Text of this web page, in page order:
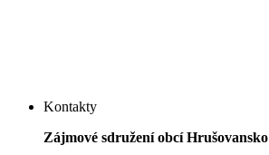
Kontakty
Zájmové sdružení obcí Hrušovansko